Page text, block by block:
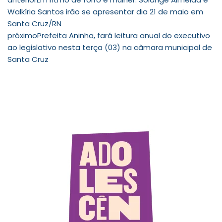
Walkíria Santos irão se apresentar dia 21 de maio em
Santa Cruz/RN
próximoPrefeita Aninha, fará leitura anual do executivo
ao legislativo nesta terça (03) na câmara municipal de
Santa Cruz